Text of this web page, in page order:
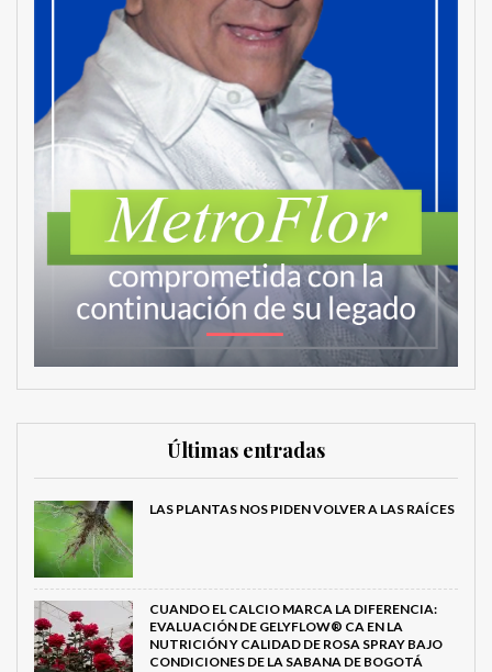
Últimas entradas
LAS PLANTAS NOS PIDEN VOLVER A LAS RAÍCES
CUANDO EL CALCIO MARCA LA DIFERENCIA:
EVALUACIÓN DE GELYFLOW® CA EN LA
NUTRICIÓN Y CALIDAD DE ROSA SPRAY BAJO
CONDICIONES DE LA SABANA DE BOGOTÁ